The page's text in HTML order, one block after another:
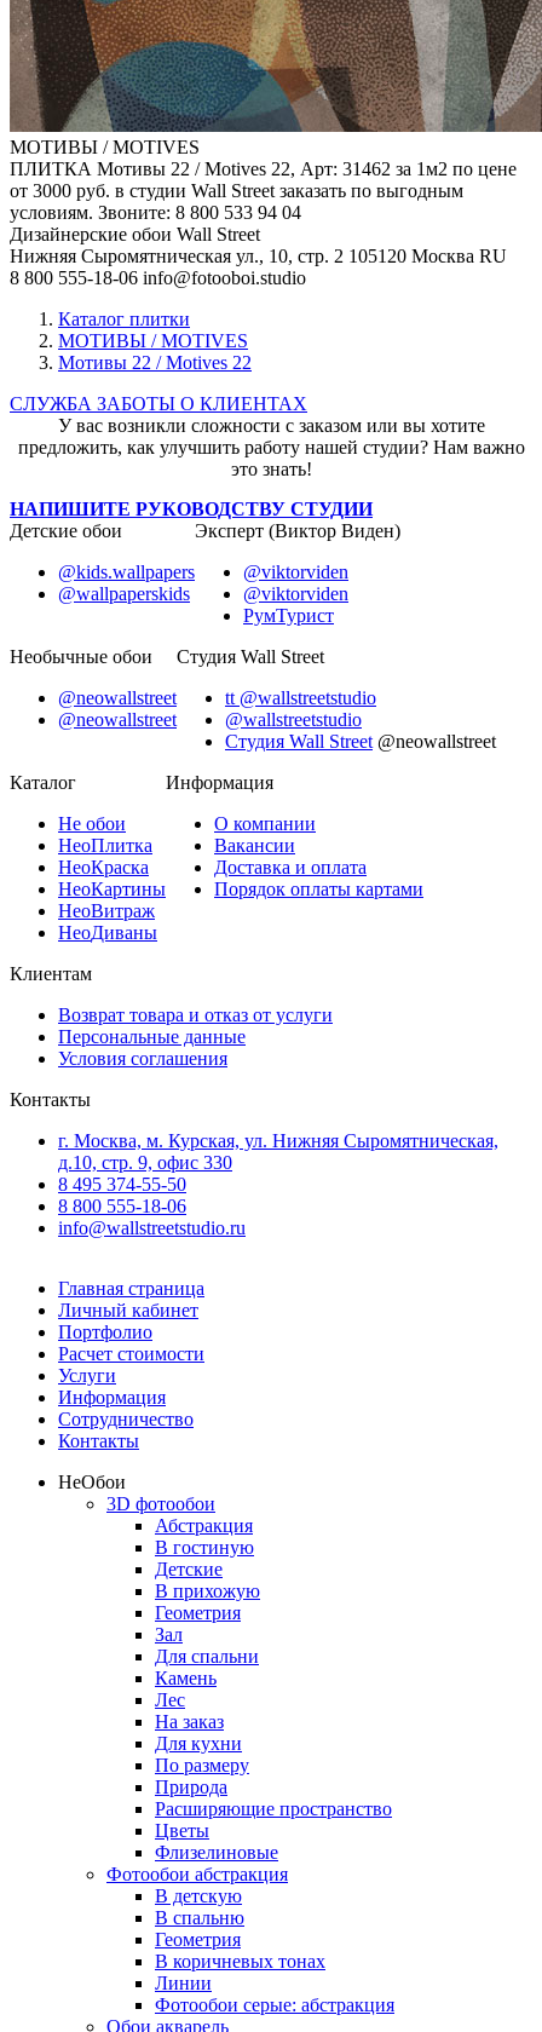
МОТИВЫ / MOTIVES
ПЛИТКА Мотивы 22 / Motives 22, Арт: 31462 за 1м2 по цене
от 3000 руб. в студии Wall Street заказать по выгодным
условиям. Звоните: 8 800 533 94 04
Дизайнерские обои Wall Street
Нижняя Сыромятническая ул., 10, стр. 2 105120 Москва RU
8 800 555-18-06 info@fotooboi.studio
Каталог плитки
МОТИВЫ / MOTIVES
Мотивы 22 / Motives 22
СЛУЖБА ЗАБОТЫ О КЛИЕНТАХ
У вас возникли сложности с заказом или вы хотите
предложить, как улучшить работу нашей студии? Нам важно
это знать!
НАПИШИТЕ РУКОВОДСТВУ СТУДИИ
Детские обои
@kids.wallpapers
@wallpaperskids
Эксперт (Виктор Виден)
@viktorviden
@viktorviden
РумТурист
Необычные обои
@neowallstreet
@neowallstreet
Студия Wall Street
tt @wallstreetstudio
@wallstreetstudio
Студия Wall Street @neowallstreet
Каталог
Не обои
НеоПлитка
НеоКраска
НеоКартины
НеоВитраж
НеоДиваны
Информация
О компании
Вакансии
Доставка и оплата
Порядок оплаты картами
Клиентам
Возврат товара и отказ от услуги
Персональные данные
Условия соглашения
Контакты
г. Москва, м. Курская, ул. Нижняя Сыромятническая,
д.10, стр. 9, офис 330
8 495 374-55-50
8 800 555-18-06
info@wallstreetstudio.ru
Главная страница
Личный кабинет
Портфолио
Расчет стоимости
Услуги
Информация
Сотрудничество
Контакты
НеОбои
3D фотообои
Абстракция
В гостиную
Детские
В прихожую
Геометрия
Зал
Для спальни
Камень
Лес
На заказ
Для кухни
По размеру
Природа
Расширяющие пространство
Цветы
Флизелиновые
Фотообои абстракция
В детскую
В спальню
Геометрия
В коричневых тонах
Линии
Фотообои серые: абстракция
Обои акварель